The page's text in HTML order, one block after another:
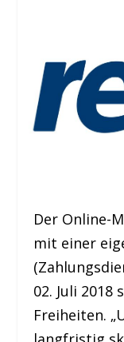
Der Online-
mit einer
02. Juli 2018
Freiheiten.